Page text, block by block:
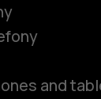
and